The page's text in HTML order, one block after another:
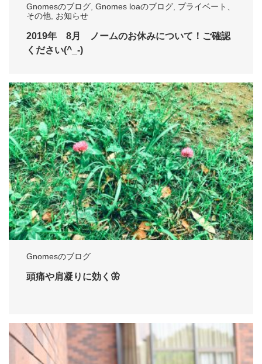
Gnomesのブログ Gnomes loaのブログ プライベート、
その他 お知らせ
2019年 8月 ノームのお休みについて！ご確認
ください(^_-)
Gnomesのブログ
頭痛や肩凝りに効く🦋